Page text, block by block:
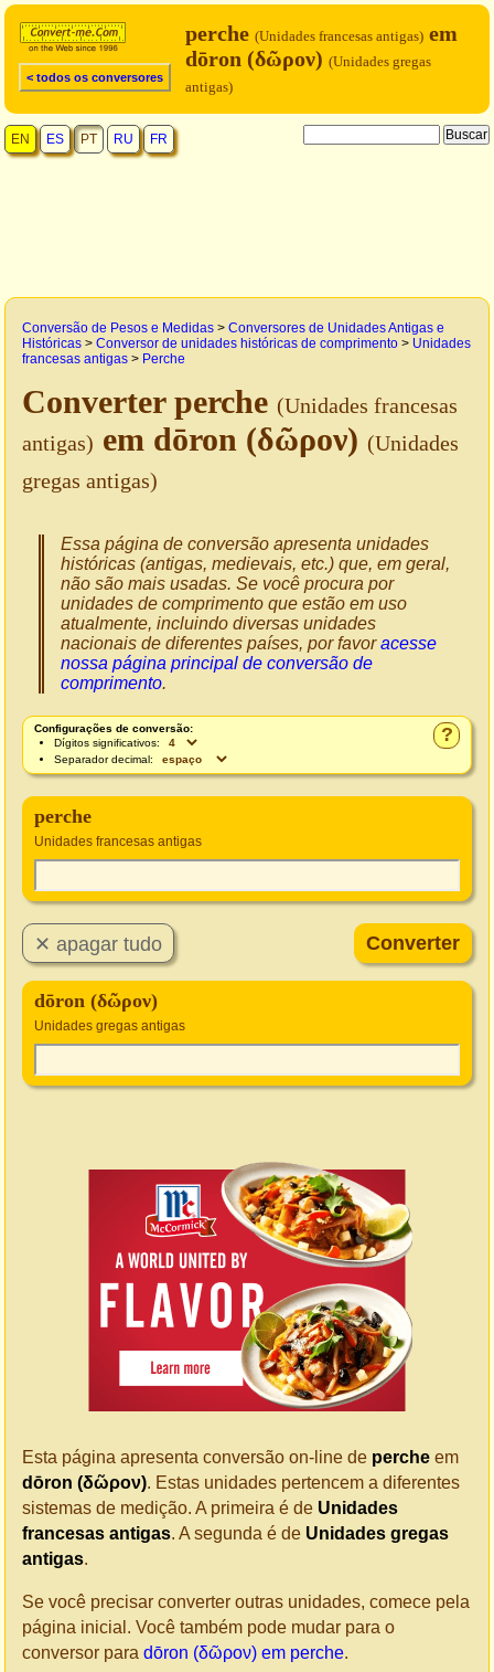
< todos os conversores
perche (Unidades francesas antigas) em
dōron (δῶρον) (Unidades gregas
antigas)
EN ES PT RU FR
Conversão de Pesos e Medidas > Conversores de Unidades Antigas e
Históricas > Conversor de unidades históricas de comprimento > Unidades
francesas antigas > Perche
Converter perche (Unidades francesas
antigas) em dōron (δῶρον) (Unidades
gregas antigas)
Essa página de conversão apresenta unidades
históricas (antigas, medievais, etc.) que, em geral,
não são mais usadas. Se você procura por
unidades de comprimento que estão em uso
atualmente, incluindo diversas unidades
nacionais de diferentes países, por favoracesse
nossa página principal de conversão de
comprimento.
?
Configurações de conversão:
Dígitos significativos:
Separador decimal:
perche
Unidades francesas antigas
dōron (δῶρον)
Unidades gregas antigas
Esta página apresenta conversão on-line de perche em
dōron (δῶρον). Estas unidades pertencem a diferentes
sistemas de medição. A primeira é de Unidades
francesas antigas. A segunda é de Unidades gregas
antigas.
Se você precisar converter outras unidades, comece pela
página inicial. Você também pode mudar para o
conversor para dōron (δῶρον) em perche.